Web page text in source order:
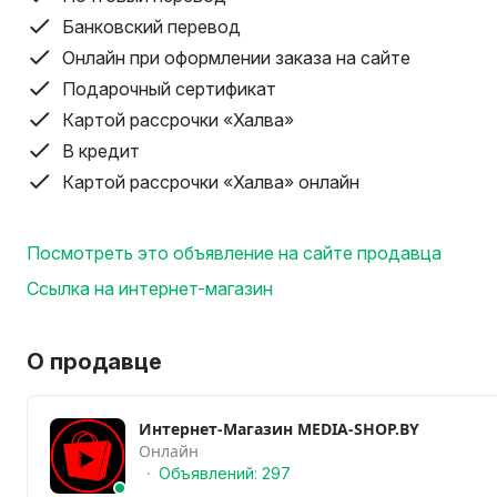
Напряжение сети переменного тока: 100~240В-50-
FM- тюнер: 87.5-108.0 МГц
Микрофон: 1 вход (6.35 мм jack)
AUX вход: 3.5 mini jack
LED дисплей: да
Поддержка TWS: да
Материалы: дерево, пластик, металл
Комплектация
Зарядный кабель
Инструкция
*Информация о товаре предоставлена для
Банковский перевод
Онлайн при оформлении заказа на сайте
Подарочный сертификат
Картой рассрочки «Халва»
В кредит
Картой рассрочки «Халва» онлайн
Посмотреть это объявление на сайте продавца
Ссылка на интернет-магазин
О продавце
Интернет-Магазин MEDIA-SHOP.BY
Онлайн
Объявлений: 297